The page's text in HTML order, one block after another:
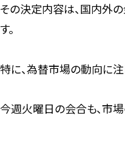
その決定内容は、国内外
す。
特に、為替市場の動向に注
今週火曜日の会合も、市